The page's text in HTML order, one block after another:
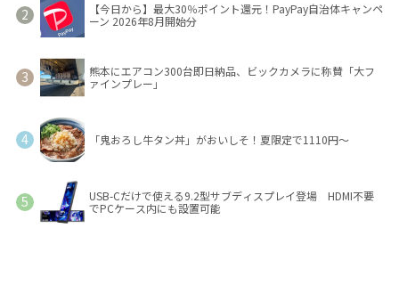
【今日から】最大30％ポイント還元！PayPay自治体キャンペ
ーン 2026年8月開始分
熊本にエアコン300台即日納品、ビックカメラに称賛「大フ
ァインプレー」
「鬼おろし牛タン丼」がおいしそ！夏限定で1110円～
USB-Cだけで使える9.2型サブディスプレイ登場 HDMI不要
でPCケース内にも設置可能